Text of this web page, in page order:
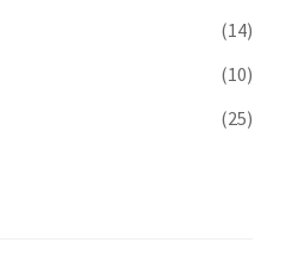
(14)
(10)
(25)